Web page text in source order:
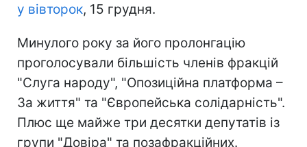
у вівторок, 15 грудня.
Минулого року за його пролонгацію
проголосували більшість членів фракцій
"Слуга народу", "Опозиційна платформа –
За життя" та "Європейська солідарність".
Плюс ще майже три десятки депутатів із
групи "Довіра" та позафракційних.